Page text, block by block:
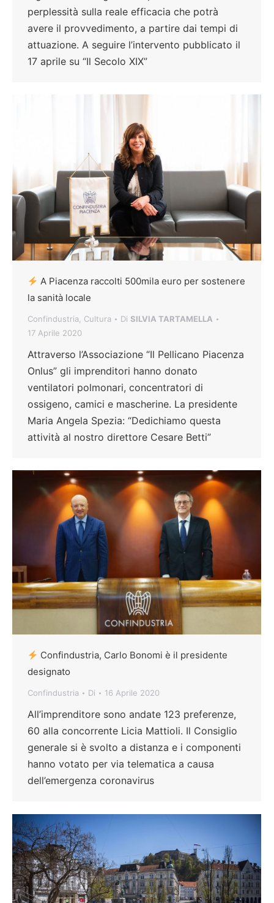
perplessità sulla reale efficacia che potrà
avere il provvedimento, a partire dai tempi di
attuazione. A seguire l’intervento pubblicato il
17 aprile su “Il Secolo XIX”
A Piacenza raccolti 500mila euro per sostenere
la sanità locale
Confindustria Cultura Di SILVIA TARTAMELLA
17 Aprile 2020
Attraverso l’Associazione “Il Pellicano Piacenza
Onlus” gli imprenditori hanno donato
ventilatori polmonari, concentratori di
ossigeno, camici e mascherine. La presidente
Maria Angela Spezia: “Dedichiamo questa
attività al nostro direttore Cesare Betti”
Confindustria, Carlo Bonomi è il presidente
designato
Confindustria Di 16 Aprile 2020
All’imprenditore sono andate 123 preferenze,
60 alla concorrente Licia Mattioli. Il Consiglio
generale si è svolto a distanza e i componenti
hanno votato per via telematica a causa
dell’emergenza coronavirus